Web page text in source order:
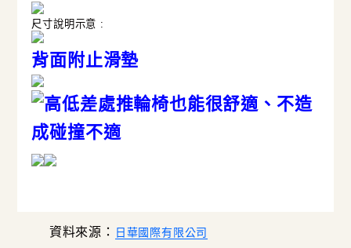
尺寸說明示意 :
背面附止滑墊
資料來源： 日華國際有限公司